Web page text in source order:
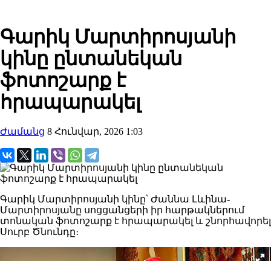
Գարիկ Մարտիրոսյանի
կինը ընտանեկան
ֆոտոշարք է
հրապարակել
Ժամանց 8 Հունվար, 2026 1:03
Գարիկ Մարտիրոսյանի կինը՝ Ժաննա Լևինա-
Մարտիրոսյանը սոցցանցերի իր հարթակներում
տոնական ֆոտոշարք է հրապարակել և շնորհավորել
Սուրբ Ծնունդը։